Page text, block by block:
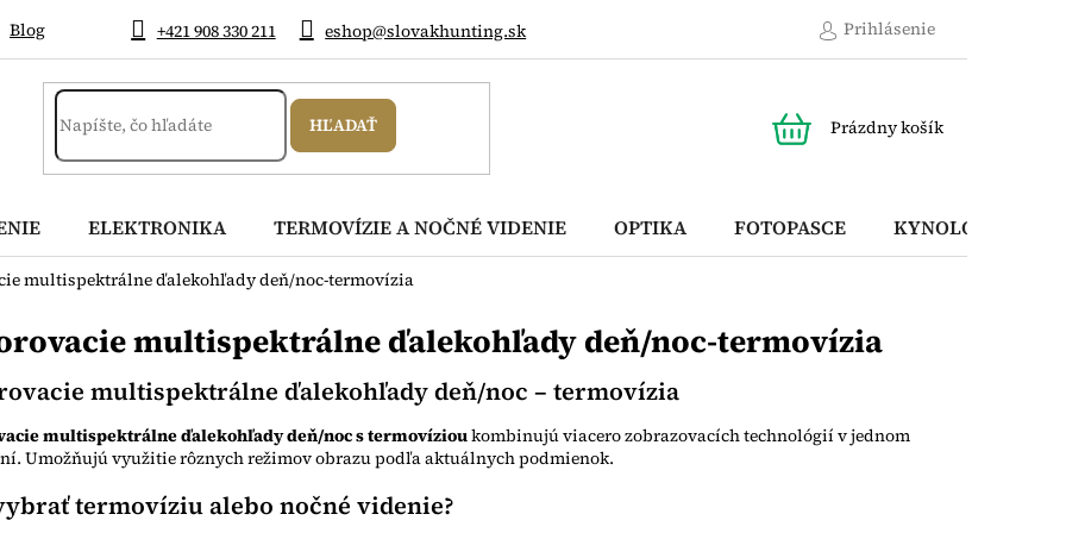
+421 908 330 211 eshop@slovakhunting.sk
Blog Prihlásenie
HĽADAŤ
KOŠÍK
Prázdny košík
ELEKTRONIKA TERMOVÍZIE A NOČNÉ VIDENIE OPTIKA FOTOPASCE KYNOLOGICKÉ
multispektrálne ďalekohľady deň/noc-termovízia
multispektrálne ďalekohľady deň/noc-termovízia
multispektrálne ďalekohľady deň/noc – termovízia
multispektrálne ďalekohľady deň/noc s termovízioukombinujú viacero zobrazovacích technológií v jednom
Umožňujú využitie rôznych režimov obrazu podľa aktuálnych podmienok.
termovíziu alebo nočné videnie?